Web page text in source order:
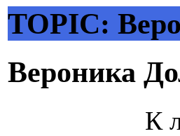
TOPIC:
Вероника
К